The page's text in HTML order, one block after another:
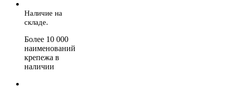
Наличие на
складе.
Более 10 000
наименований
крепежа в
наличии